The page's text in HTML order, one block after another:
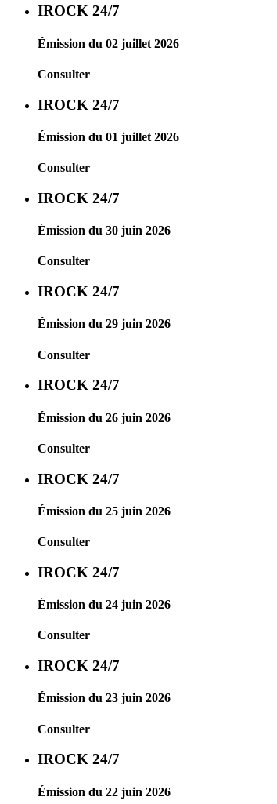
IROCK 24/7
Émission du 02 juillet 2026
Consulter
IROCK 24/7
Émission du 01 juillet 2026
Consulter
IROCK 24/7
Émission du 30 juin 2026
Consulter
IROCK 24/7
Émission du 29 juin 2026
Consulter
IROCK 24/7
Émission du 26 juin 2026
Consulter
IROCK 24/7
Émission du 25 juin 2026
Consulter
IROCK 24/7
Émission du 24 juin 2026
Consulter
IROCK 24/7
Émission du 23 juin 2026
Consulter
IROCK 24/7
Émission du 22 juin 2026